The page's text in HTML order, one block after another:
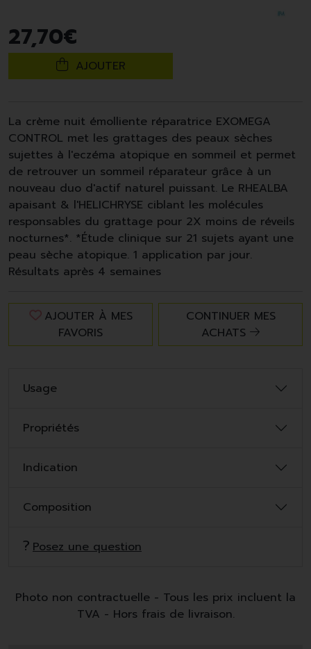
27,70€
AJOUTER
La crème nuit émolliente réparatrice EXOMEGA
CONTROL met les grattages des peaux sèches
sujettes à l'eczéma atopique en sommeil et permet
de retrouver un sommeil réparateur grâce à un
nouveau duo d'actif naturel puissant. Le RHEALBA
apaisant & l'HELICHRYSE ciblant les molécules
responsables du grattage pour 2X moins de réveils
nocturnes*. *Étude clinique sur 21 sujets ayant une
peau sèche atopique. 1 application par jour.
Résultats après 4 semaines
AJOUTER À MES
FAVORIS
CONTINUER MES
ACHATS
Usage
Propriétés
Indication
Composition
Posez une question
Photo non contractuelle - Tous les prix incluent la
TVA - Hors frais de livraison.